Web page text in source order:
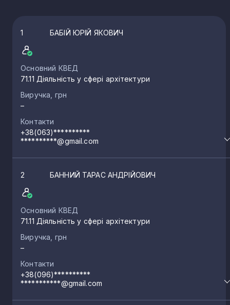
1 БАБІЙ ЮРІЙ ЯКОВИЧ
Основний КВЕД
71.11 Діяльність у сфері архітектури
Виручка, грн
–
Контакти
+38(063)**********
**********@gmail.com
2 БАННИЙ ТАРАС АНДРІЙОВИЧ
Основний КВЕД
71.11 Діяльність у сфері архітектури
Виручка, грн
–
Контакти
+38(096)**********
***********@gmail.com